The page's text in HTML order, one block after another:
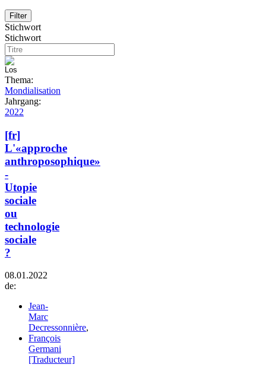
Stichwort
Stichwort
Thema:
Mondialisation
Jahrgang:
2022
[fr]
L'«approche
anthroposophique»
-
Utopie
sociale
ou
technologie
sociale
?
08.01.2022
de:
Jean-
Marc
Decressonnière,
François
Germani
[Traducteur]